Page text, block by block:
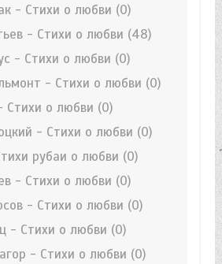
- Стихи о любви (0)
- Стихи о любви (48)
- Стихи о любви (0)
- Стихи о любви (0)
Стихи о любви (0)
- Стихи о любви (0)
рубаи о любви (0)
- Стихи о любви (0)
- Стихи о любви (0)
- Стихи о любви (0)
- Стихи о любви (0)